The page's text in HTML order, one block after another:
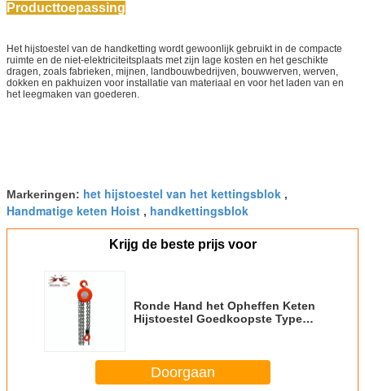
Producttoepassing
Het hijstoestel van de handketting wordt gewoonlijk gebruikt in de compacte
ruimte en de niet-elektriciteitsplaats met zijn lage kosten en het geschikte
dragen, zoals fabrieken, mijnen, landbouwbedrijven, bouwwerven, werven,
dokken en pakhuizen voor installatie van materiaal en voor het laden van en
het leegmaken van goederen.
Markeringen: het hijstoestel van het kettingsblok ,
Handmatige keten Hoist , handkettingsblok
Krijg de beste prijs voor
Ronde Hand het Opheffen Keten
Hijstoestel Goedkoopste Type
Doorgaan